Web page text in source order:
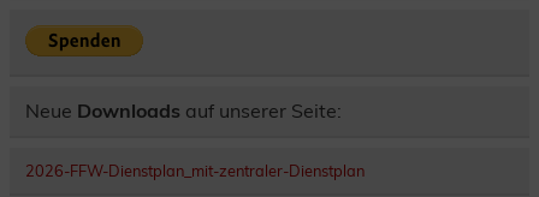
Neue Downloads auf unserer Seite:
2026-FFW-Dienstplan_mit-zentraler-Dienstplan